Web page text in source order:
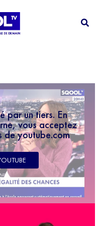
par un tiers. En
vous acceptez
de youtube.com